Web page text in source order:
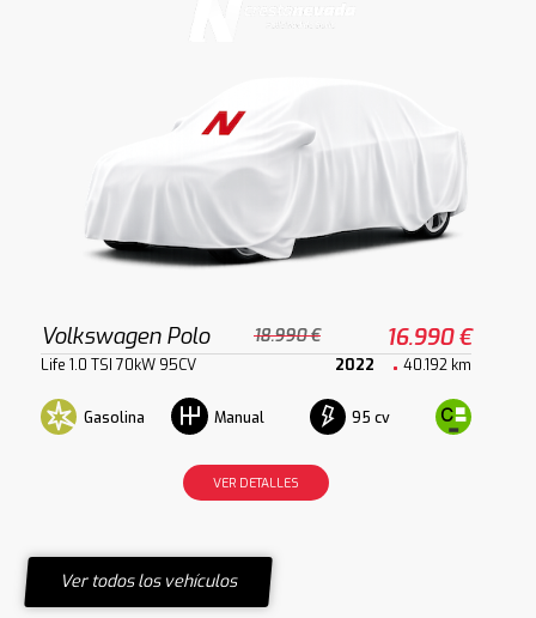
Volkswagen Polo 18.990 € 16.990 €
Life 1.0 TSI 70kW 95CV 2022 40.192 km
Gasolina Manual 95 cv
VER DETALLES
Ver todos los vehículos